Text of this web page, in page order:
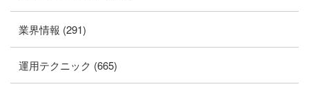
業界情報 (291)
運用テクニック (665)